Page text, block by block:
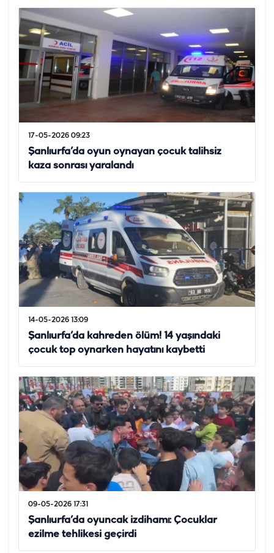
17-05-2026 09:23
Şanlıurfa’da oyun oynayan çocuk talihsiz
kaza sonrası yaralandı
14-05-2026 13:09
Şanlıurfa’da kahreden ölüm! 14 yaşındaki
çocuk top oynarken hayatını kaybetti
09-05-2026 17:31
Şanlıurfa’da oyuncak izdihamı: Çocuklar
ezilme tehlikesi geçirdi